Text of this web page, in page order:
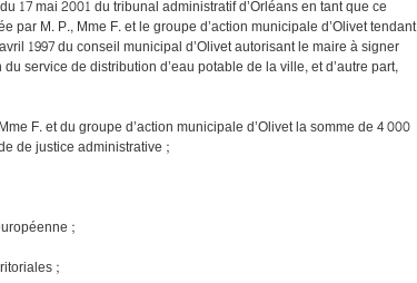
17 mai 2001 du tribunal administratif d’Orléans en tant que ce
par M. P., Mme F. et le groupe d’action municipale d’Olivet tendant
1997 du conseil municipal d’Olivet autorisant le maire à signer
service de distribution d’eau potable de la ville, et d’autre part,
F. et du groupe d’action municipale d’Olivet la somme de 4 000
de justice administrative ;
;
;